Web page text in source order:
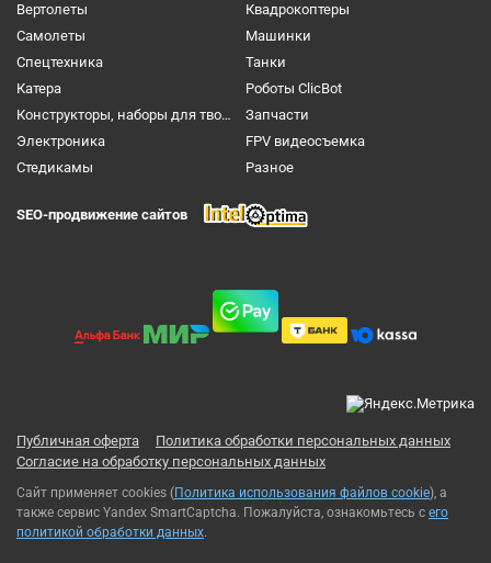
Вертолеты
Квадрокоптеры
Самолеты
Машинки
Спецтехника
Танки
Катера
Роботы ClicBot
Конструкторы, наборы для творчества и настольные игры
Запчасти
Электроника
FPV видеосъемка
Cтедикамы
Разное
SEO-продвижение сайтов
Публичная оферта
Политика обработки персональных данных
Согласие на обработку персональных данных
Сайт применяет cookies (Политика использования файлов cookie), а
также сервис Yandex SmartCaptcha. Пожалуйста, ознакомьтесь с его
политикой обработки данных.